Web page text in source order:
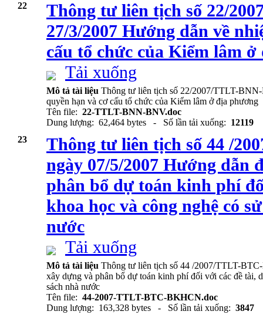
22
Thông tư liên tịch số 22/
27/3/2007 Hướng dẫn về
cấu tổ chức của Kiểm lâm
Tải xuống
Mô tả tài liệu Thông tư liên tịch số 22/2007/TTLT-
quyền hạn và cơ cấu tổ chức của Kiểm lâm ở địa phương
Tên file: 22-TTLT-BNN-BNV.doc
Dung lượng: 62,464 bytes - Số lần tải xuống: 12119
23
Thông tư liên tịch số 44 /
ngày 07/5/2007 Hướng dẫn
phân bổ dự toán kinh phí
khoa học và công nghệ có
nước
Tải xuống
Mô tả tài liệu Thông tư liên tịch số 44 /2007/TTLT-
xây dựng và phân bổ dự toán kinh phí đối với các đề tài,
sách nhà nước
Tên file: 44-2007-TTLT-BTC-BKHCN.doc
Dung lượng: 163,328 bytes - Số lần tải xuống: 3847